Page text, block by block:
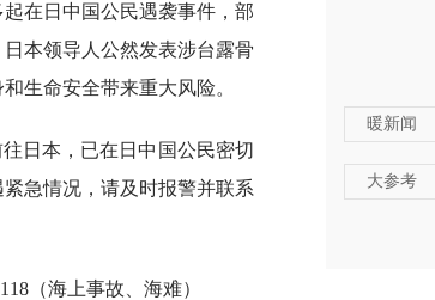
在日中国公民遇袭事件，部
本领导人公然发表涉台露骨
生命安全带来重大风险。
日本，已在日中国公民密切
急情况，请及时报警并联系
（海上事故、海难）
暖新闻
大参考